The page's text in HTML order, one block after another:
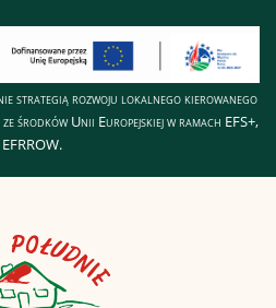
strategią rozwoju lokalnego kierowanego
środków Unii Europejskiej w ramach EFS+,
EFRROW.